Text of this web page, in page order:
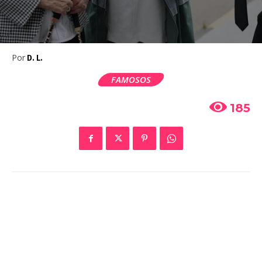
Por D. L.
FAMOSOS
185